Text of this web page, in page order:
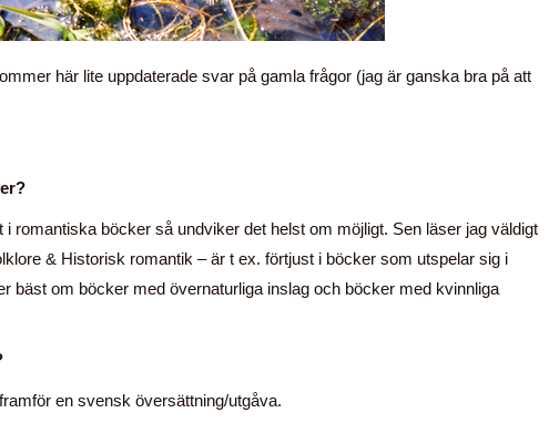
här lite uppdaterade svar på gamla frågor (jag är ganska bra på att
romantiska böcker så undviker det helst om möjligt. Sen läser jag väldigt
& Historisk romantik – är t ex. förtjust i böcker som utspelar sig i
bäst om böcker med övernaturliga inslag och böcker med kvinnliga
en svensk översättning/utgåva.